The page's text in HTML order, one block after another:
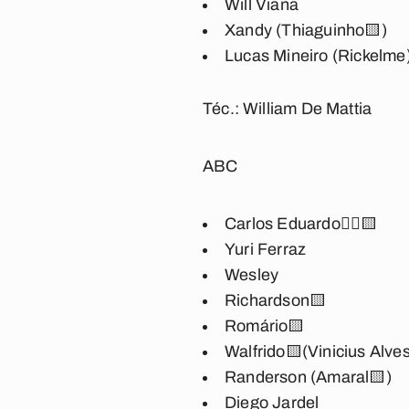
Will Viana
Xandy (Thiaguinho🟨)
Lucas Mineiro
Téc.: William De Mattia
ABC
Carlos Eduardo🖐🏽🟨
Yuri Ferraz
Wesley
Richardson 🟨
Romário🟨
Walfrido 🟨(Vinicius
Randerson (Amaral 🟨)
Diego Jardel